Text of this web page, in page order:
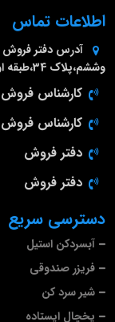
دسترسی سریع
آبسردکن استیل
فریزر صندوقی
شیر سرد کن
یخچال ایستاده
اطلاعات تماس
آدرس دفتر فروش
وششم،پلاک 34،طبقه اول
کارشناس فروش
کارشناس فروش
دفتر فروش
دفتر فروش